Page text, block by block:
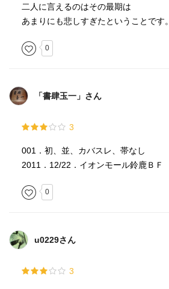
二人に言えるのはその最期は
あまりにも悲しすぎたということです。
0
「書肆玉一」さん
3
001．初、並、カバスレ、帯なし
2011．12/22．イオンモール鈴鹿ＢＦ
0
u0229さん
3